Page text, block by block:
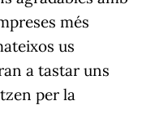
més
us
a tastar uns
per la